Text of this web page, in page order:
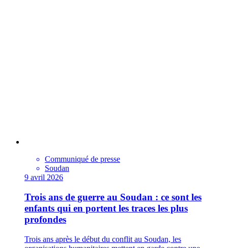
Communiqué de presse
Soudan
9 avril 2026
Trois ans de guerre au Soudan : ce sont les
enfants qui en portent les traces les plus
profondes
Trois ans après le début du conflit au Soudan, les